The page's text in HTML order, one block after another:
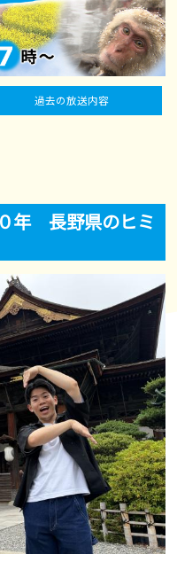
過去の放送内容
年 長野県のヒミ